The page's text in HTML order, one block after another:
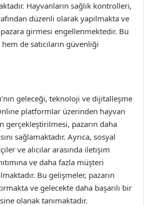
Hayvanların sağlık kontrolleri,
düzenli olarak yapılmakta ve
pazara girmesi engellenmektedir. Bu
de satıcıların güvenliği
geleceği, teknoloji ve dijitalleşme
platformlar üzerinden hayvan
gerçekleştirilmesi, pazarın daha
sağlamaktadır. Ayrıca, sosyal
ve alıcılar arasında iletişim
ve daha fazla müşteri
Bu gelişmeler, pazarın
ve gelecekte daha başarılı bir
olanak tanımaktadır.